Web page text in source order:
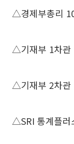
△경제부총리
△기재부 1차관
△기재부 2차관
△SRI 통계플러